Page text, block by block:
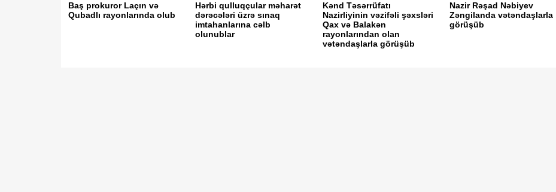
Baş prokuror Laçın və
Qubadlı rayonlarında olub
Hərbi qulluqçular məharət
dərəcələri üzrə sınaq
imtahanlarına cəlb
olunublar
Kənd Təsərrüfatı
Nazirliyinin vəzifəli şəxsləri
Qax və Balakən
rayonlarından olan
vətəndaşlarla görüşüb
Nazir Rəşad Nəbiyev
Zəngilanda vətəndaşlarla
görüşüb